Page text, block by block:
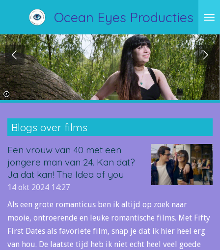
naar
de
hoofdinhoud
Ocean Eyes Producties
Blogs over films
Een vrouw van 40 met een
jongere man van 24. Kan dat?
Ja dat kan! The Idea of you
14 okt 2024 14:27
Als een grote romanticus ben ik altijd op zoek naar
mooie, ontroerende en leuke romantische films. Met Fifty
First Dates als favoriete film, snap je dat ik hier heel erg
van hou. De laatste tijd heb ik niet echt heel veel goede